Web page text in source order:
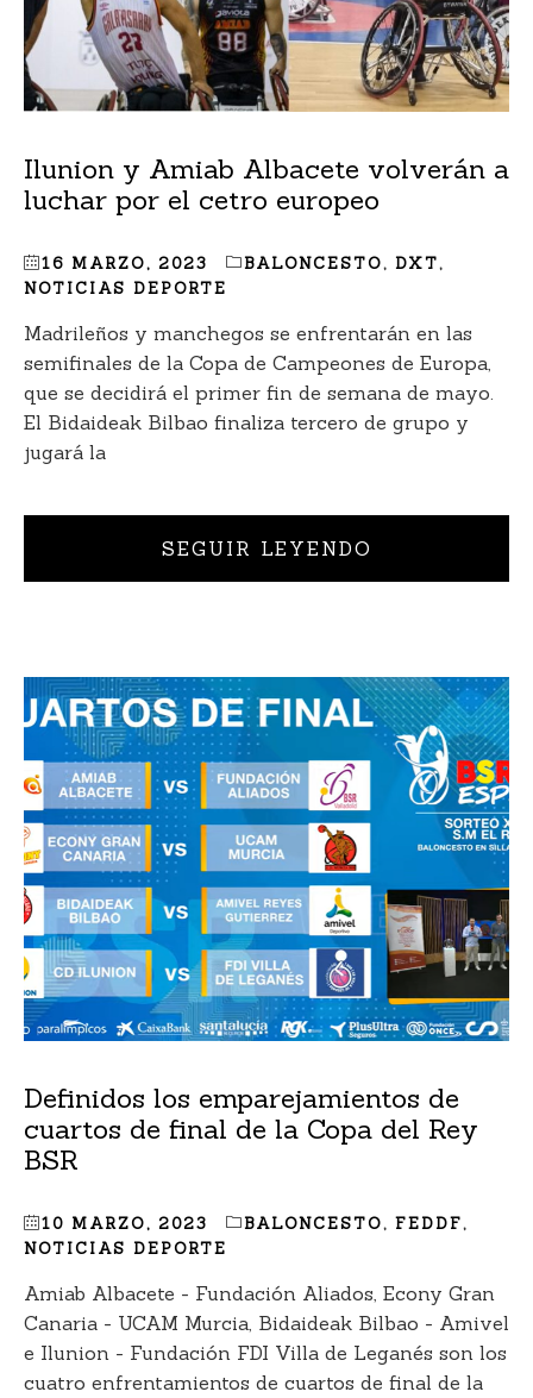
Ilunion y Amiab Albacete volverán a
luchar por el cetro europeo
16 MARZO, 2023 BALONCESTO, DXT,
NOTICIAS DEPORTE
Madrileños y manchegos se enfrentarán en las
semifinales de la Copa de Campeones de Europa,
que se decidirá el primer fin de semana de mayo.
El Bidaideak Bilbao finaliza tercero de grupo y
jugará la
SEGUIR LEYENDO
Definidos los emparejamientos de
cuartos de final de la Copa del Rey
BSR
10 MARZO, 2023 BALONCESTO, FEDDF,
NOTICIAS DEPORTE
Amiab Albacete - Fundación Aliados, Econy Gran
Canaria - UCAM Murcia, Bidaideak Bilbao - Amivel
e Ilunion - Fundación FDI Villa de Leganés son los
cuatro enfrentamientos de cuartos de final de la